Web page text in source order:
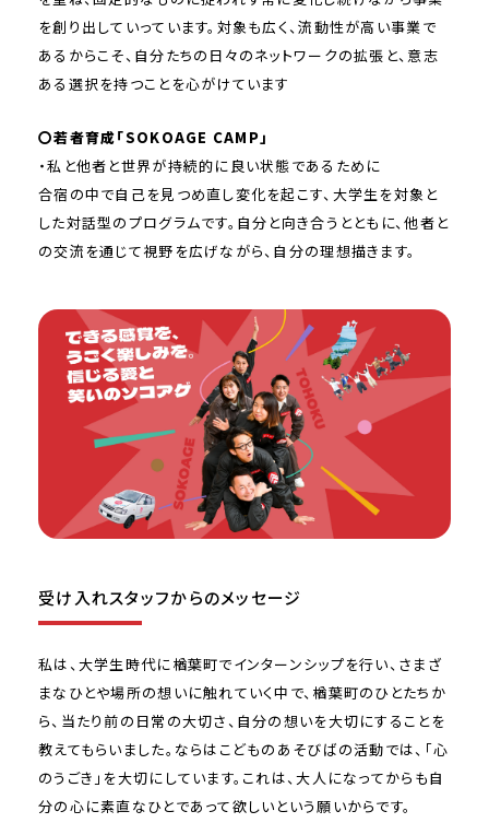
を創り出していっています。対象も広く、流動性が高い事業で
あるからこそ、自分たちの日々のネットワークの拡張と、意志
ある選択を持つことを心がけています
〇若者育成「SOKOAGE CAMP」
・私と他者と世界が持続的に良い状態であるために
合宿の中で自己を見つめ直し変化を起こす、大学生を対象と
した対話型のプログラムです。自分と向き合うとともに、他者と
の交流を通じて視野を広げながら、自分の理想描きます。
受け入れスタッフからのメッセージ
私は、大学生時代に楢葉町でインターンシップを行い、さまざ
まなひとや場所の想いに触れていく中で、楢葉町のひとたちか
ら、当たり前の日常の大切さ、自分の想いを大切にすることを
教えてもらいました。ならはこどものあそびばの活動では、「心
のうごき」を大切にしています。これは、大人になってからも自
分の心に素直なひとであって欲しいという願いからです。